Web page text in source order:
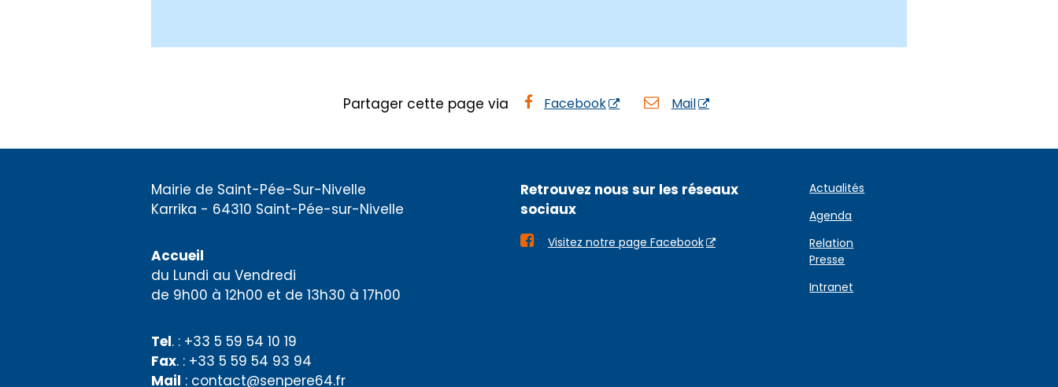
Partager cette page via Facebook Mail
Mairie de Saint-Pée-Sur-Nivelle
Karrika - 64310 Saint-Pée-sur-Nivelle
Accueil
du Lundi au Vendredi
de 9h00 à 12h00 et de 13h30 à 17h00
Tel. : +33 5 59 54 10 19
Fax. : +33 5 59 54 93 94
Mail : contact@senpere64.fr
Retrouvez nous sur les réseaux
sociaux
 Visitez notre page Facebook
Actualités
Agenda
Relation
Presse
Intranet